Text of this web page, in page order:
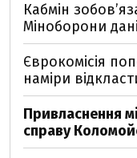
Кабмін
Міноборони
Єврокомісія
наміри
Привласнення
справу